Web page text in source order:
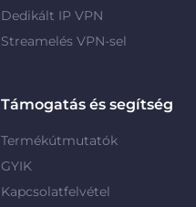
Dedikált IP VPN
Streamelés VPN-sel
Támogatás és segítség
Termékútmutatók
GYIK
Kapcsolatfelvétel